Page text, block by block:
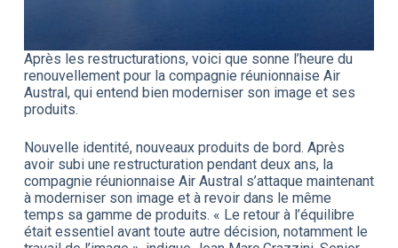
Après les restructurations, voici que sonne l’heure du
renouvellement pour la compagnie réunionnaise Air
Austral, qui entend bien moderniser son image et ses
produits.
Nouvelle identité, nouveaux produits de bord. Après
avoir subi une restructuration pendant deux ans, la
compagnie réunionnaise Air Austral s’attaque maintenant
à moderniser son image et à revoir dans le même
temps sa gamme de produits. « Le retour à l’équilibre
était essentiel avant toute autre décision, notamment le